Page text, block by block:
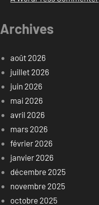
Archives
août 2026
juillet 2026
juin 2026
mai 2026
avril 2026
mars 2026
février 2026
janvier 2026
décembre 2025
novembre 2025
octobre 2025